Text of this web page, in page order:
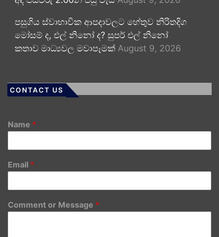
පසුගිය ස්වාභාවික ආපදාවලට හේතුව නිරිතදිග
මෝසම් ද, එල් නිනෝ ද? සුපර් එල් නිනෝ
කතාව මාධ්‍යවල මවාපෑමක් August 9, 2026
CONTACT US
Name *
Email *
Comment or Message *